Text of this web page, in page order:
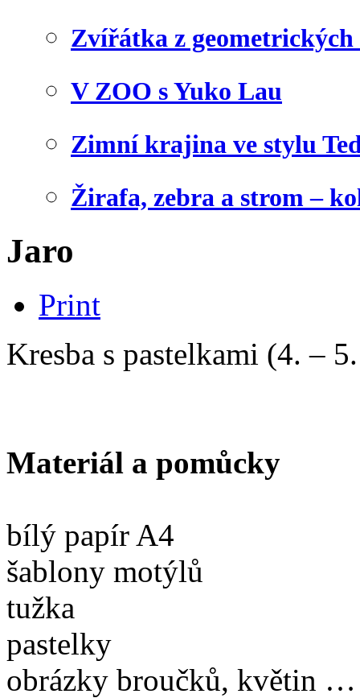
Zvířátka z
V ZOO s Yuko Lau
Zimní krajina ve stylu
Žirafa, zebra a strom –
Jaro
Print
Kresba s pastelkami (4. –
Materiál a pomůcky
bílý papír A4
šablony motýlů
tužka
pastelky
obrázky broučků, květin